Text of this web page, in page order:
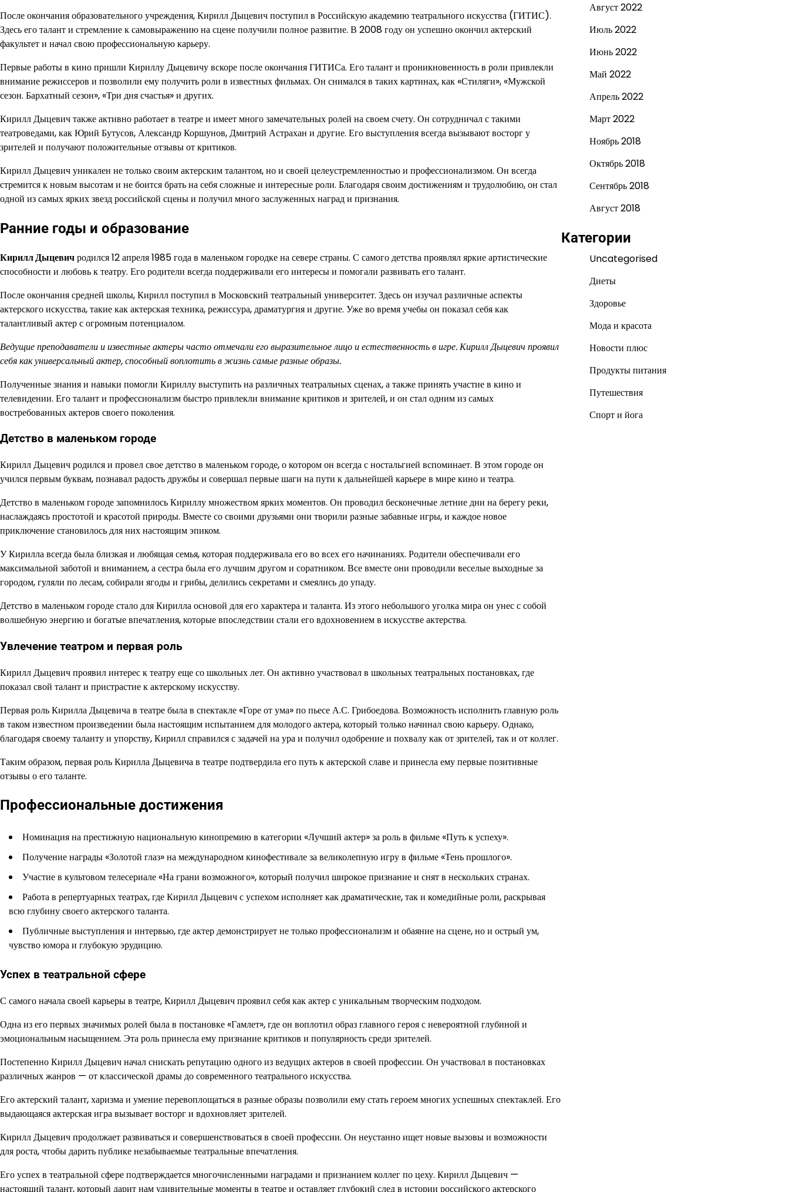
После окончания образовательного учреждения, Кирилл Дыцевич поступил в Российскую академию театрального искусства (ГИТИС).
Здесь его талант и стремление к самовыражению на сцене получили полное развитие. В 2008 году он успешно окончил актерский
факультет и начал свою профессиональную карьеру.
Первые работы в кино пришли Кириллу Дыцевичу вскоре после окончания ГИТИСа. Его талант и проникновенность в роли привлекли
внимание режиссеров и позволили ему получить роли в известных фильмах. Он снимался в таких картинах, как «Стиляги», «Мужской
сезон. Бархатный сезон», «Три дня счастья» и других.
Кирилл Дыцевич также активно работает в театре и имеет много замечательных ролей на своем счету. Он сотрудничал с такими
театроведами, как Юрий Бутусов, Александр Коршунов, Дмитрий Астрахан и другие. Его выступления всегда вызывают восторг у
зрителей и получают положительные отзывы от критиков.
Кирилл Дыцевич уникален не только своим актерским талантом, но и своей целеустремленностью и профессионализмом. Он всегда
стремится к новым высотам и не боится брать на себя сложные и интересные роли. Благодаря своим достижениям и трудолюбию, он стал
одной из самых ярких звезд российской сцены и получил много заслуженных наград и признания.
Ранние годы и образование
Кирилл Дыцевичродился 12 апреля 1985 года в маленьком городке на севере страны. С самого детства проявлял яркие артистические
способности и любовь к театру. Его родители всегда поддерживали его интересы и помогали развивать его талант.
После окончания средней школы, Кирилл поступил в Московский театральный университет. Здесь он изучал различные аспекты
актерского искусства, такие как актерская техника, режиссура, драматургия и другие. Уже во время учебы он показал себя как
талантливый актер с огромным потенциалом.
Ведущие преподаватели и известные актеры часто отмечали его выразительное лицо и естественность в игре. Кирилл Дыцевич проявил
себя как универсальный актер, способный воплотить в жизнь самые разные образы.
Полученные знания и навыки помогли Кириллу выступить на различных театральных сценах, а также принять участие в кино и
телевидении. Его талант и профессионализм быстро привлекли внимание критиков и зрителей, и он стал одним из самых
востребованных актеров своего поколения.
Детство в маленьком городе
Кирилл Дыцевич родился и провел свое детство в маленьком городе, о котором он всегда с ностальгией вспоминает. В этом городе он
учился первым буквам, познавал радость дружбы и совершал первые шаги на пути к дальнейшей карьере в мире кино и театра.
Детство в маленьком городе запомнилось Кириллу множеством ярких моментов. Он проводил бесконечные летние дни на берегу реки,
наслаждаясь простотой и красотой природы. Вместе со своими друзьями они творили разные забавные игры, и каждое новое
приключение становилось для них настоящим эпиком.
У Кирилла всегда была близкая и любящая семья, которая поддерживала его во всех его начинаниях. Родители обеспечивали его
максимальной заботой и вниманием, а сестра была его лучшим другом и соратником. Все вместе они проводили веселые выходные за
городом, гуляли по лесам, собирали ягоды и грибы, делились секретами и смеялись до упаду.
Детство в маленьком городе стало для Кирилла основой для его характера и таланта. Из этого небольшого уголка мира он унес с собой
волшебную энергию и богатые впечатления, которые впоследствии стали его вдохновением в искусстве актерства.
Увлечение театром и первая роль
Кирилл Дыцевич проявил интерес к театру еще со школьных лет. Он активно участвовал в школьных театральных постановках, где
показал свой талант и пристрастие к актерскому искусству.
Первая роль Кирилла Дыцевича в театре была в спектакле «Горе от ума» по пьесе А.С. Грибоедова. Возможность исполнить главную роль
в таком известном произведении была настоящим испытанием для молодого актера, который только начинал свою карьеру. Однако,
благодаря своему таланту и упорству, Кирилл справился с задачей на ура и получил одобрение и похвалу как от зрителей, так и от коллег.
Таким образом, первая роль Кирилла Дыцевича в театре подтвердила его путь к актерской славе и принесла ему первые позитивные
отзывы о его таланте.
Профессиональные достижения
Номинация на престижную национальную кинопремию в категории «Лучший актер» за роль в фильме «Путь к успеху».
Получение награды «Золотой глаз» на международном кинофестивале за великолепную игру в фильме «Тень прошлого».
Участие в культовом телесериале «На грани возможного», который получил широкое признание и снят в нескольких странах.
Работа в репертуарных театрах, где Кирилл Дыцевич с успехом исполняет как драматические, так и комедийные роли, раскрывая
всю глубину своего актерского таланта.
Публичные выступления и интервью, где актер демонстрирует не только профессионализм и обаяние на сцене, но и острый ум,
чувство юмора и глубокую эрудицию.
Успех в театральной сфере
С самого начала своей карьеры в театре, Кирилл Дыцевич проявил себя как актер с уникальным творческим подходом.
Одна из его первых значимых ролей была в постановке «Гамлет», где он воплотил образ главного героя с невероятной глубиной и
эмоциональным насыщением. Эта роль принесла ему признание критиков и популярность среди зрителей.
Постепенно Кирилл Дыцевич начал снискать репутацию одного из ведущих актеров в своей профессии. Он участвовал в постановках
различных жанров — от классической драмы до современного театрального искусства.
Его актерский талант, харизма и умение перевоплощаться в разные образы позволили ему стать героем многих успешных спектаклей. Его
выдающаяся актерская игра вызывает восторг и вдохновляет зрителей.
Кирилл Дыцевич продолжает развиваться и совершенствоваться в своей профессии. Он неустанно ищет новые вызовы и возможности
для роста, чтобы дарить публике незабываемые театральные впечатления.
Его успех в театральной сфере подтверждается многочисленными наградами и признанием коллег по цеху. Кирилл Дыцевич —
настоящий талант, который дарит нам удивительные моменты в театре и оставляет глубокий след в истории российского актерского
Август 2022
Июль 2022
Июнь 2022
Май 2022
Апрель 2022
Март 2022
Ноябрь 2018
Октябрь 2018
Сентябрь 2018
Август 2018
Категории
Uncategorised
Диеты
Здоровье
Мода и красота
Новости плюс
Продукты питания
Путешествия
Спорт и йога